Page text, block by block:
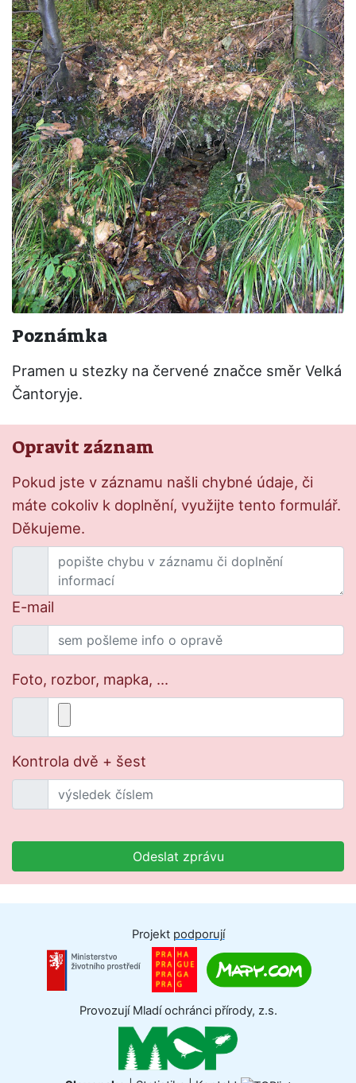
Poznámka
Pramen u stezky na červené značce směr Velká
Čantoryje.
Opravit záznam
Pokud jste v záznamu našli chybné údaje, či
máte cokoliv k doplnění, využijte tento formulář.
Děkujeme.
E-mail
Foto, rozbor, mapka, ...
Kontrola dvě + šest
Odeslat zprávu
Projekt podporují
Provozují Mladí ochránci přírody, z.s.